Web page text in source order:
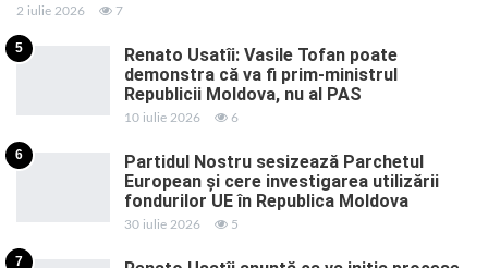
2 iulie 2026 7
5
Renato Usatîi: Vasile Tofan poate
demonstra că va fi prim-ministrul
Republicii Moldova, nu al PAS
10 iulie 2026 6
6
Partidul Nostru sesizează Parchetul
European și cere investigarea utilizării
fondurilor UE în Republica Moldova
30 iulie 2026 5
7